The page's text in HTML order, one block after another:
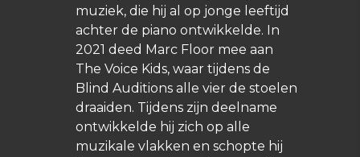
muziek, die hij al op jonge leeftijd
achter de piano ontwikkelde. In
2021 deed Marc Floor mee aan
The Voice Kids, waar tijdens de
Blind Auditions alle vier de stoelen
draaiden. Tijdens zijn deelname
ontwikkelde hij zich op alle
muzikale vlakken en schopte hij